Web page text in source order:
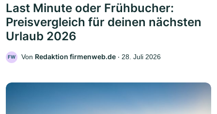
Last Minute oder Frühbucher:
Preisvergleich für deinen nächsten
Urlaub 2026
FW Von Redaktion firmenweb.de ‧ 28. Juli 2026